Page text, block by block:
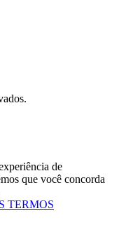
de
que você concorda
TERMOS